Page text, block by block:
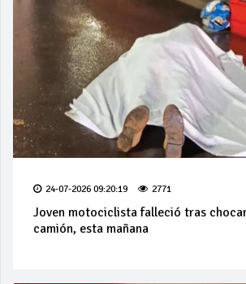
24-07-2026 09:20:19 2771
Joven motociclista falleció tras
camión, esta mañana